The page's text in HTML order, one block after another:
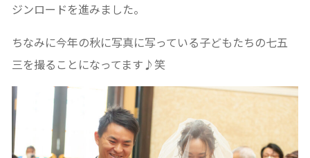
ジンロードを進みました。
ちなみに今年の秋に写真に写っている子どもたちの七五
三を撮ることになってます♪笑